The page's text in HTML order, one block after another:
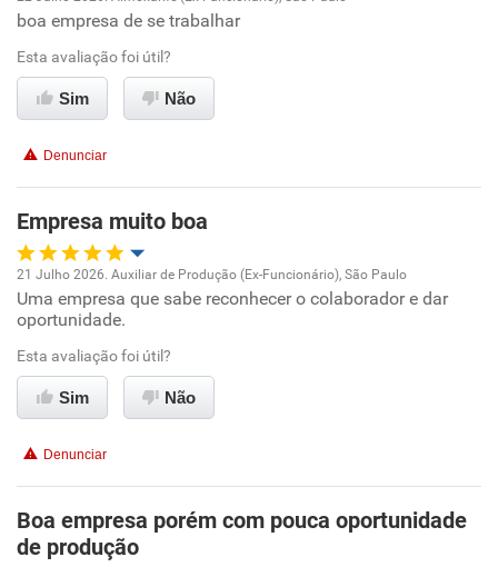
Oportunidade de promoção
Ambiente de trabalho
Benefícios
Recomenda esta empresa
Recomenda a diretoria
boa empresa de se trabalhar
Esta avaliação foi útil?
Sim Não
Denunciar
Empresa muito boa
Oportunidade de promoção
Ambiente de trabalho
Conciliação com a vida familiar
Recomenda esta empresa
Recomenda a diretoria
21 Julho 2026. Auxiliar de Produção (Ex-Funcionário), São Paulo
Uma empresa que sabe reconhecer o colaborador e dar
oportunidade.
Esta avaliação foi útil?
Sim Não
Denunciar
Boa empresa porém com pouca oportunidade
de produção